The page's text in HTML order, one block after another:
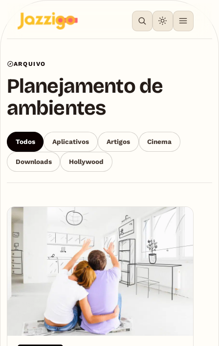
ARQUIVO
Planejamento de
ambientes
Todos Aplicativos Artigos Cinema
Downloads Hollywood
Articles